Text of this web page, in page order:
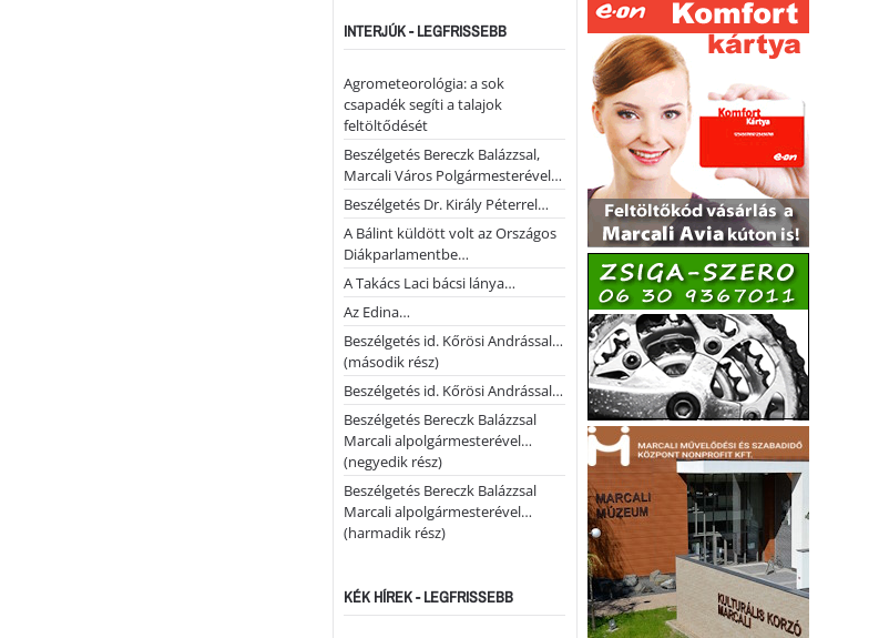
INTERJÚK - LEGFRISSEBB
Agrometeorológia: a sok
csapadék segíti a talajok
feltöltődését
Beszélgetés Bereczk Balázzsal,
Marcali Város Polgármesterével…
Beszélgetés Dr. Király Péterrel…
A Bálint küldött volt az Országos
Diákparlamentbe…
A Takács Laci bácsi lánya…
Az Edina…
Beszélgetés id. Kőrösi Andrással…
(második rész)
Beszélgetés id. Kőrösi Andrással…
Beszélgetés Bereczk Balázzsal
Marcali alpolgármesterével…
(negyedik rész)
Beszélgetés Bereczk Balázzsal
Marcali alpolgármesterével…
(harmadik rész)
KÉK HÍREK - LEGFRISSEBB